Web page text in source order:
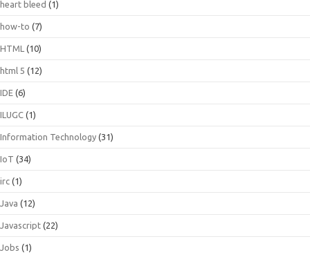
heart bleed (1)
how-to (7)
HTML (10)
html 5 (12)
IDE (6)
ILUGC (1)
Information Technology (31)
IoT (34)
irc (1)
Java (12)
Javascript (22)
Jobs (1)